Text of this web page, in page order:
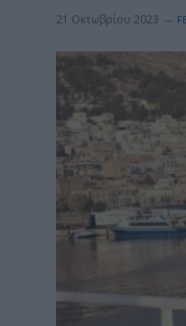
21 Οκτωβρίου 2023